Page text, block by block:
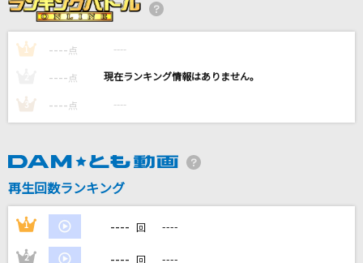
是非に及ばず
[生音]インフェルノ
告白
FUNKY MONKEY BABYS
1 ---- 点 ----
---- 点 ----
3 ---- 点 ----
再生回数ランキング
1 ---- 回 ----
2 ---- 回 ----